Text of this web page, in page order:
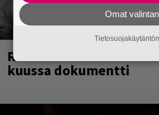
Rushin Neil Peartista
kuussa dokumentti
Omat